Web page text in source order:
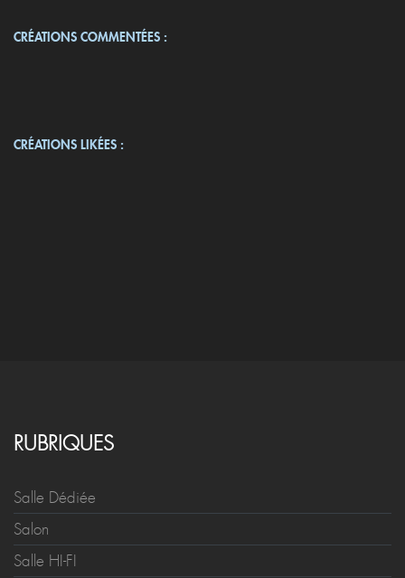
CRÉATIONS COMMENTÉES :
CRÉATIONS LIKÉES :
RUBRIQUES
Salle Dédiée
Salon
Salle HI-FI